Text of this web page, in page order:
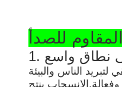
لتبريد الناس والبيئة
ينتج